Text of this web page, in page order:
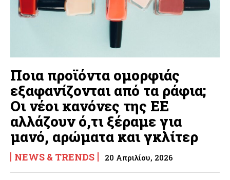
Ποια προϊόντα ομορφιάς
εξαφανίζονται από τα ράφια;
Οι νέοι κανόνες της ΕΕ
αλλάζουν ό,τι ξέραμε για
μανό, αρώματα και γκλίτερ
NEWS & TRENDS 20 Απριλίου, 2026